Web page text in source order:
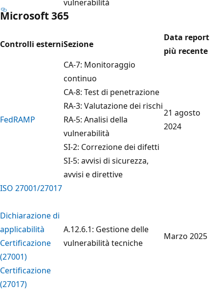
vulnerabilità
Microsoft 365
Controlli esterniSezione
Data report
più recente
FedRAMP
CA-7: Monitoraggio
continuo
CA-8: Test di penetrazione
RA-3: Valutazione dei rischi
RA-5: Analisi della
vulnerabilità
SI-2: Correzione dei difetti
SI-5: avvisi di sicurezza,
avvisi e direttive
21 agosto
2024
ISO 27001/27017
Dichiarazione di
applicabilità
Certificazione
(27001)
Certificazione
(27017)
A.12.6.1: Gestione delle
vulnerabilità tecniche
Marzo 2025